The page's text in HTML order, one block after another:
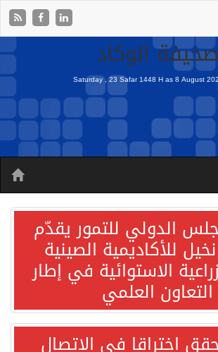
الوكاد
Saturday , 23 Safar 1448 H as8 August
الدولي للتمور يقدّم
للأكاديمية الصينية
الاستوائية في إطار
التعاون العلمي
اختراقا في الاتصال